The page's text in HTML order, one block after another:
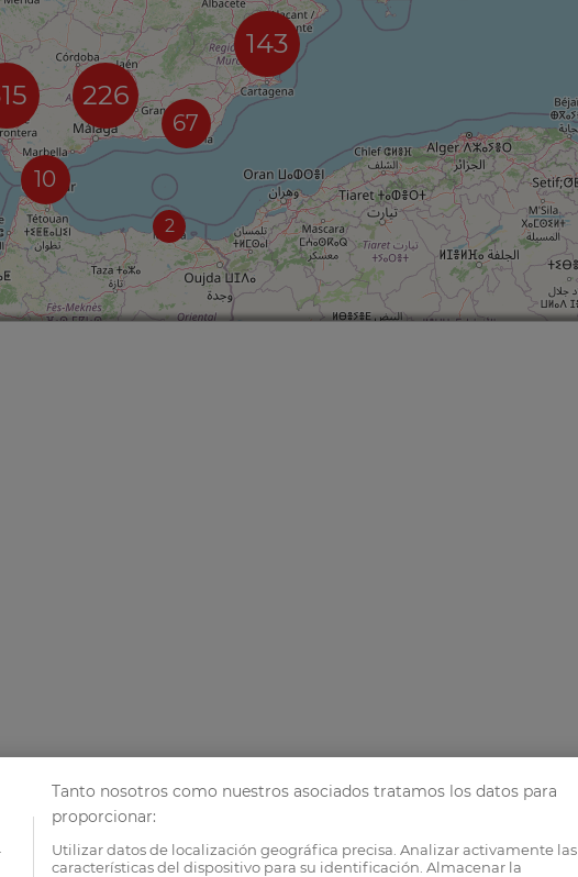
2
10
226
67
143
Tanto nosotros como nuestros asociados tratamos los datos para
proporcionar:
Utilizar datos de localización geográfica precisa. Analizar activamente las
características del dispositivo para su identificación. Almacenar la